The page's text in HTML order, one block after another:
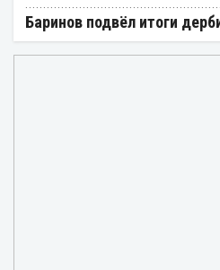
Баринов подвёл итоги